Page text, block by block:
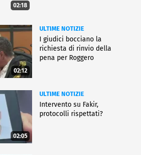
02:18
02:12
ULTIME NOTIZIE
I giudici bocciano la
richiesta di rinvio della
pena per Roggero
02:05
ULTIME NOTIZIE
Intervento su Fakir,
protocolli rispettati?